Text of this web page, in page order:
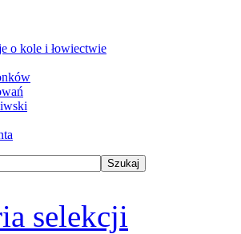
o kole i łowiectwie
selekcji